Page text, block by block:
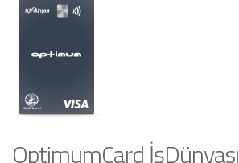
OptimumCard İşDünyası